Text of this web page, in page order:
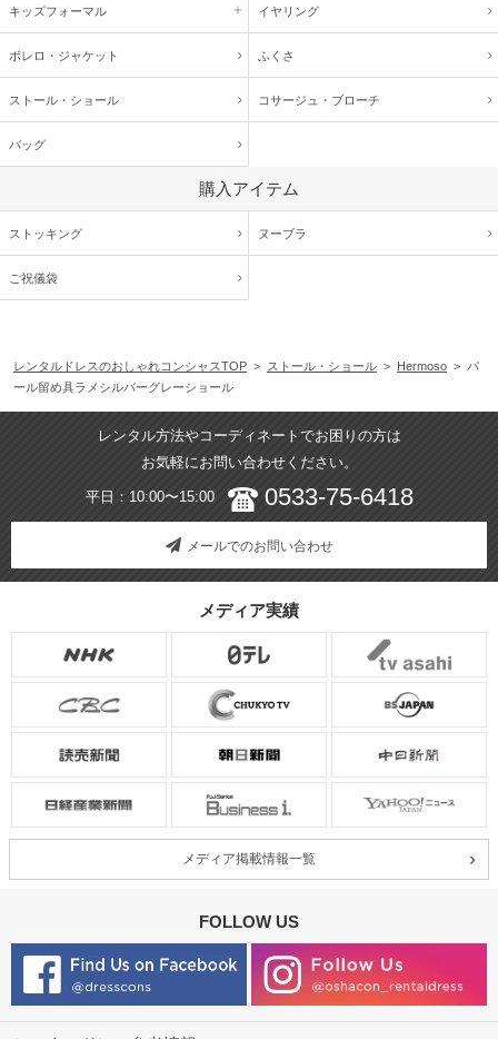
キッズフォーマル イヤリング
ボレロ・ジャケット ふくさ
ストール・ショール コサージュ・ ブローチ
バッグ
購入アイテム
ストッキング ヌーブラ
ご祝儀袋
レンタルドレスのおしゃれコンシャスTOP > ストール・ショール > Hermoso > パ
ール留め具ラメシルバーグレーショール
レンタル方法やコーディネートでお困りの方は
お気軽にお問い合わせください。
平日：10:00〜15:00 0533-75-6418
メールでのお問い合わせ
メディア実績
メディア掲載情報一覧
FOLLOW US